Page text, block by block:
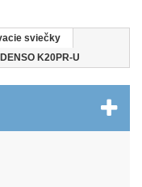
sviečky
K20PR-U